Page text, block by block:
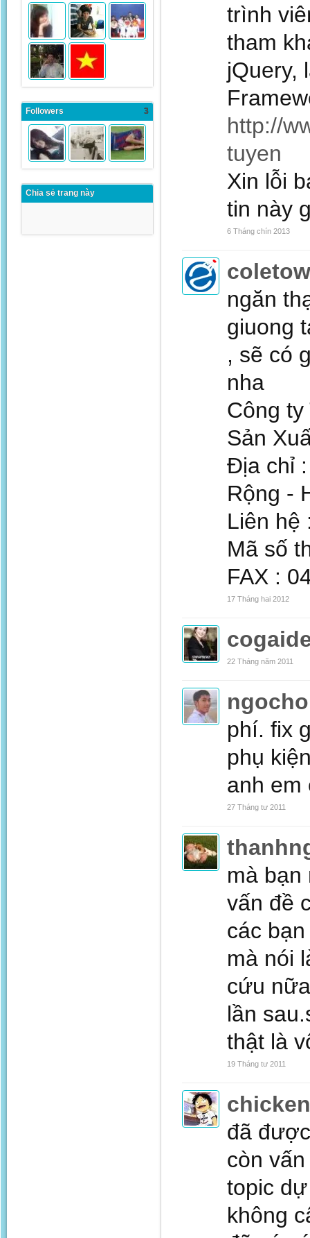
Followers 3
Chia sẻ trang này
trình
tham
jQuery,
http://
tuyen
Xin lỗi
tin này
6 Tháng chín 2013
ngăn
giuong
, sẽ có
nha
Công
Sản
Địa chỉ
Rộng -
Liên hệ
Mã số
FAX :
17 Tháng hai 2012
22 Tháng năm 2011
phí. fix
phụ
anh em
27 Tháng tư 2011
mà bạn
vấn đề
các
mà nói
cứu
lần
thật là
19 Tháng tư 2011
đã
còn
topic
không